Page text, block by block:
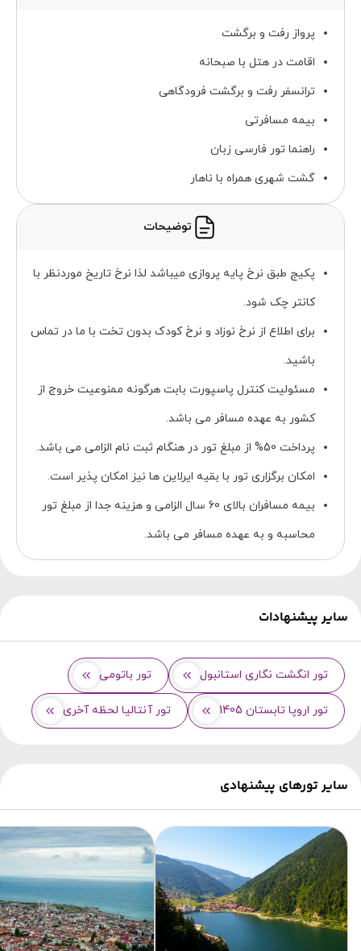
پرواز رفت و برگشت
اقامت در هتل با صبحانه
ترانسفر رفت و برگشت فرودگاهی
بیمه مسافرتی
راهنما تور فارسی زبان
گشت شهری همراه با ناهار
توضیحات
پکیج طبق نرخ پایه پروازی میباشد لذا نرخ تاریخ موردنظر با
کانتر چک شود.
برای اطلاع از نرخ نوزاد و نرخ کودک بدون تخت با ما در تماس
باشید.
مسئولیت کنترل پاسپورت بابت هرگونه ممنوعیت خروج از
کشور به عهده مسافر می باشد.
پرداخت 50% از مبلغ تور در هنگام ثبت نام الزامی می باشد.
امکان برگزاری تور با بقیه ایرلاین ها نیز امکان پذیر است.
بیمه مسافران بالای 60 سال الزامی و هزینه جدا از مبلغ تور
محاسبه و به عهده مسافر می باشد.
سایر پیشنهادات
تور انگشت نگاری استانبول تور باتومی
تور اروپا تابستان 1405 تور آنتالیا لحظه آخری
سایر تورهای پیشنهادی